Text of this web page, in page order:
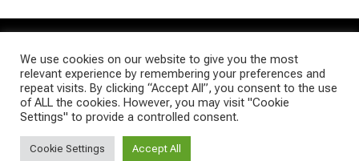
TERMS AND CONDITIONS PRIVACY POLICY SITEMAP
© Emigrants Life WordPress Theme by TagDiv
We use cookies on our website to give you the most
relevant experience by remembering your preferences and
repeat visits. By clicking “Accept All”, you consent to the use
of ALL the cookies. However, you may visit "Cookie
Settings" to provide a controlled consent.
Cookie Settings Accept All